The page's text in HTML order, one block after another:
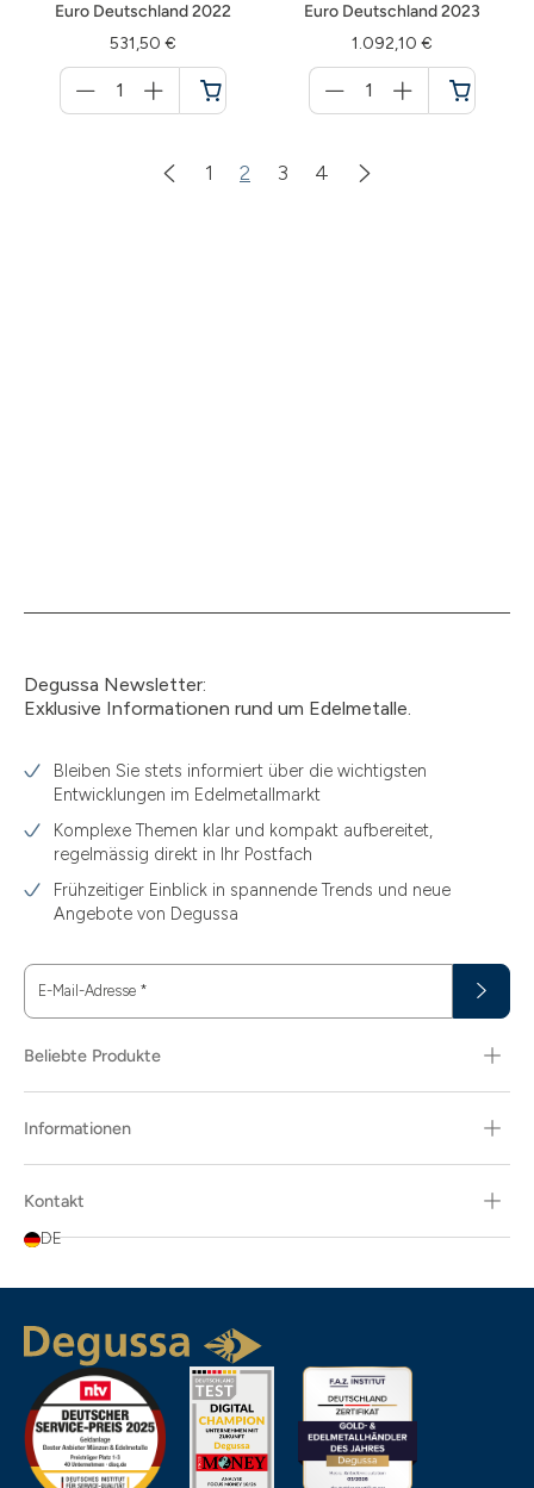
Euro Deutschland 2022
531,50 €
für
Warenkorb
Euro Deutschland 2023
1.092,10 €
für
Warenkorb
1 2 3 4
Degussa Newsletter:
Exklusive Informationen rund um Edelmetalle.
Bleiben Sie stets informiert über die wichtigsten
Entwicklungen im Edelmetallmarkt
Komplexe Themen klar und kompakt aufbereitet,
regelmässig direkt in Ihr Postfach
Frühzeitiger Einblick in spannende Trends und neue
Angebote von Degussa
E-Mail-Adresse *
Beliebte Produkte
Informationen
Kontakt
DE